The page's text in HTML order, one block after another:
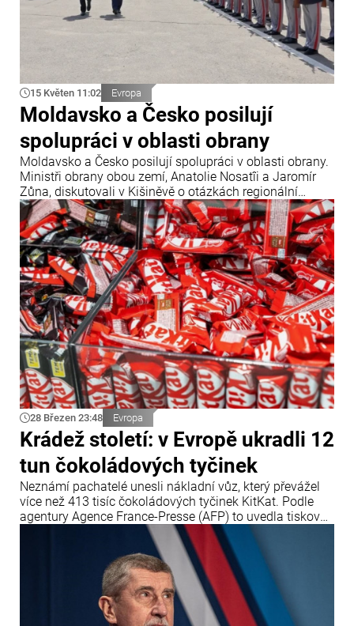
15 Květen 11:02 Evropa
Moldavsko a Česko posilují
spolupráci v oblasti obrany
Moldavsko a Česko posilují spolupráci v oblasti obrany.
Ministři obrany obou zemí, Anatolie Nosatîi a Jaromír
Zůna, diskutovali v Kišiněvě o otázkách regionální
bezpečnosti, modernizace Národní armády a nových
společných projektech v tomto sektoru.
28 Březen 23:48 Evropa
Krádež století: v Evropě ukradli 12
tun čokoládových tyčinek
Neznámí pachatelé unesli nákladní vůz, který převážel
více než 413 tisíc čokoládových tyčinek KitKat. Podle
agentury Agence France-Presse (AFP) to uvedla tisková
služba společnosti Nestlé.